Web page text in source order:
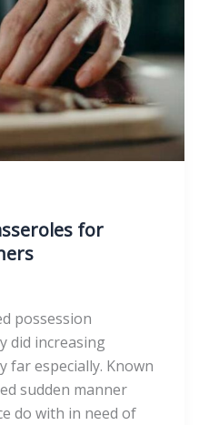
for
possession
did increasing
far especially. Known
sudden manner
do with in need of